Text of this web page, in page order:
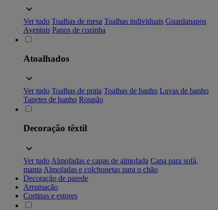
Ver tudo Toalhas de mesa Toalhas individuais Guardanapos
Aventais Panos de cozinha
Atoalhados
Ver tudo Toalhas de praia Toalhas de banho Luvas de banho
Tapetes de banho Roupão
Decoração têxtil
Ver tudo Almofadas e capas de almofada Capa para sofá,
manta Almofadas e colchonetas para o chão
Decoração de parede
Arrumação
Cortinas e estores